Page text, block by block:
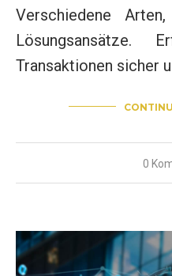
Verschiedene
Lösungsansätze.
Transaktionen sicher
0